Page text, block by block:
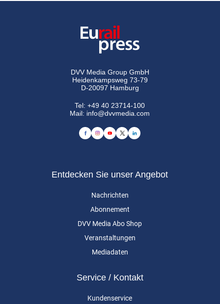
DVV Media Group GmbH
Heidenkampsweg 73-79
D-20097 Hamburg
Tel:+49 40 23714-100
Mail: info@dvvmedia.com
Entdecken Sie unser Angebot
Nachrichten
Abonnement
DVV Media Abo Shop
Veranstaltungen
Mediadaten
Service / Kontakt
Kundenservice